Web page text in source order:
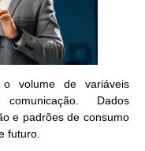
volume de variáveis
Dados
e padrões de consumo
futuro.